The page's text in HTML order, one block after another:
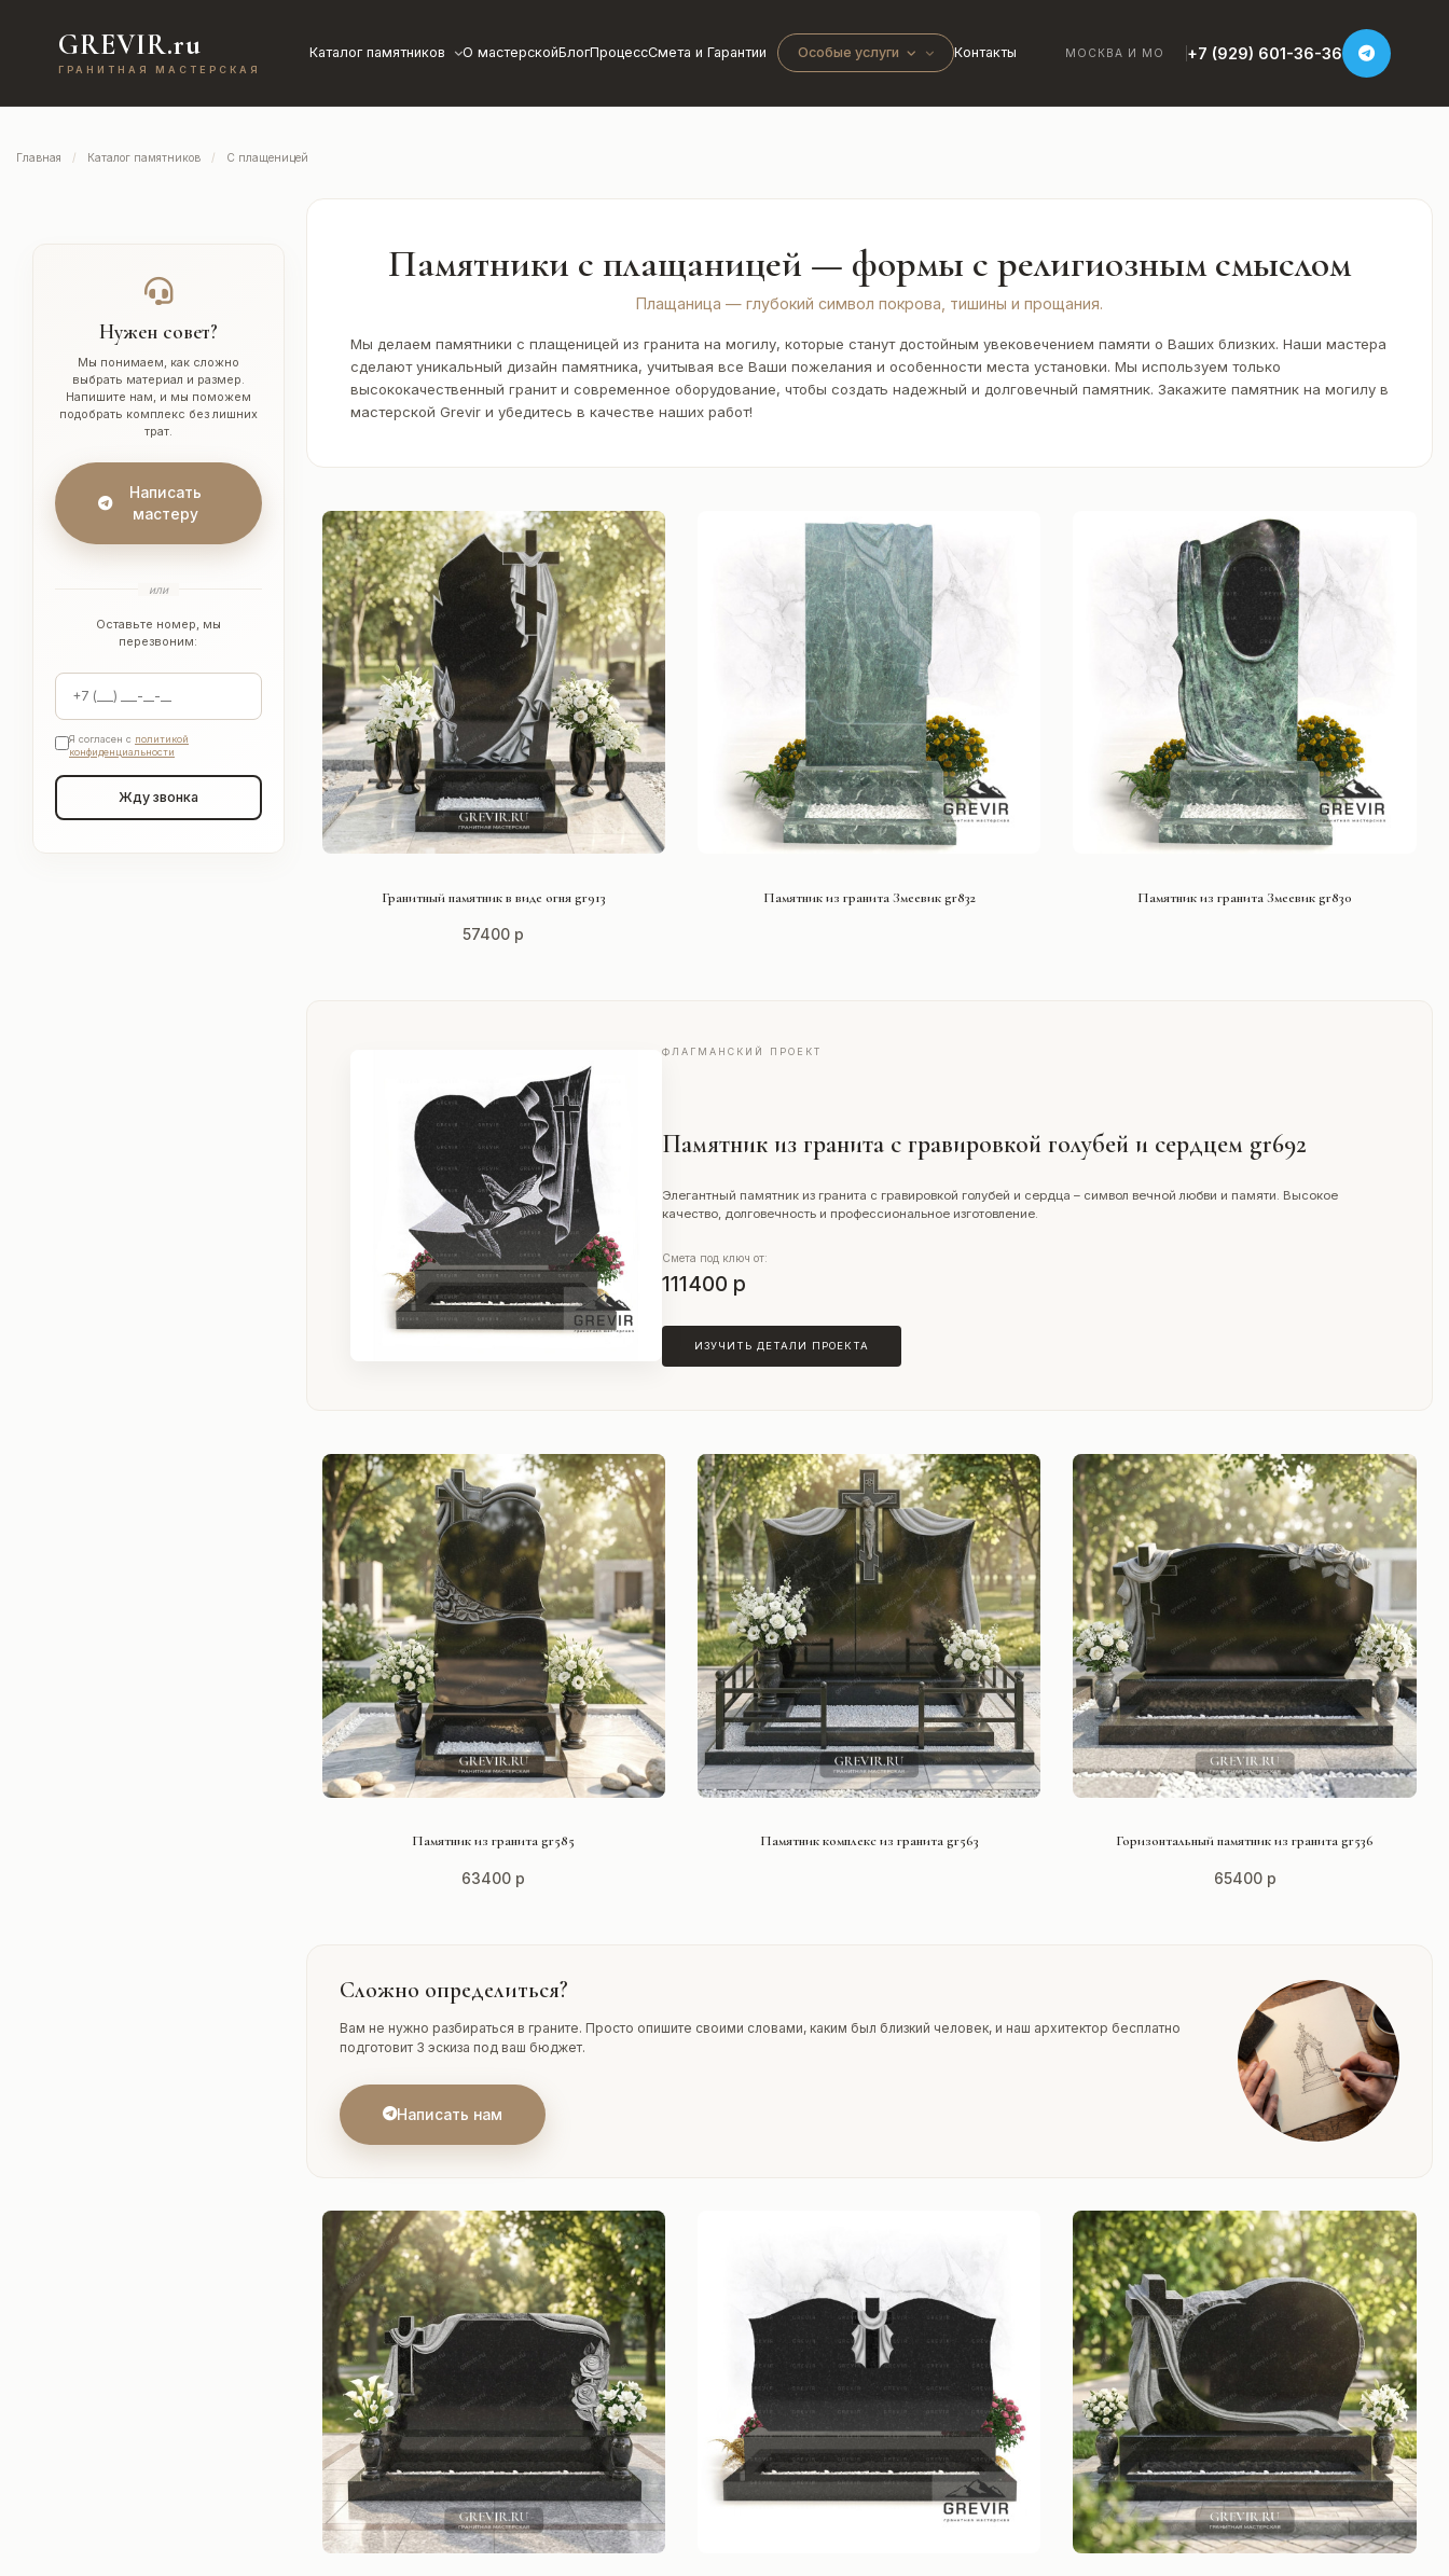
GREVIR.ru
ГРАНИТНАЯ МАСТЕРСКАЯ
Каталог памятников О мастерскойБлогПроцессСмета и Гарантии Особые услуги Контакты МОСКВА И МО +7 (929) 601-36-36
Главная Каталог памятников С плащеницей
Нужен совет?
Мы понимаем, как сложно
выбрать материал и размер.
Напишите нам, и мы поможем
подобрать комплекс без лишних
трат.
Написать
мастеру
или
Оставьте номер, мы
перезвоним:
Я согласен с политикой
конфиденциальности
Жду звонка
Памятники с плащаницей — формы с религиозным смыслом
Плащаница — глубокий символ покрова, тишины и прощания.
Мы делаем памятники с плащеницей из гранита на могилу, которые станут достойным увековечением памяти о Ваших близких. Наши мастера
сделают уникальный дизайн памятника, учитывая все Ваши пожелания и особенности места установки. Мы используем только
высококачественный гранит и современное оборудование, чтобы создать надежный и долговечный памятник. Закажите памятник на могилу в
мастерской Grevir и убедитесь в качестве наших работ!
Гранитный памятник в виде огня gr913
57400 р
Памятник из гранита Змеевик gr832 Памятник из гранита Змеевик gr830
ФЛАГМАНСКИЙ ПРОЕКТ
Памятник из гранита с гравировкой голубей и сердцем gr692
Элегантный памятник из гранита с гравировкой голубей и сердца – символ вечной любви и памяти. Высокое
качество, долговечность и профессиональное изготовление.
Смета под ключ от:
111400 р
ИЗУЧИТЬ ДЕТАЛИ ПРОЕКТА
Памятник из гранита gr585
63400 р
Памятник комплекс из гранита gr563 Горизонтальный памятник из гранита gr536
65400 р
Сложно определиться?
Вам не нужно разбираться в граните. Просто опишите своими словами, каким был близкий человек, и наш архитектор бесплатно
подготовит 3 эскиза под ваш бюджет.
Написать нам